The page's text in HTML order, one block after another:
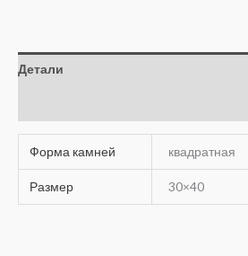
Детали
Форма камней квадратная
Размер 30×40